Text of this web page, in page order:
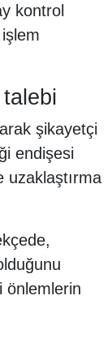
kontrol
şikayetçi
endişesi
uzaklaştırma
önlemlerin